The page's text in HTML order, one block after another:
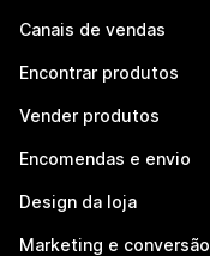
Canais de vendas
Encontrar produtos
Vender produtos
Encomendas e envio
Design da loja
Marketing e conversão